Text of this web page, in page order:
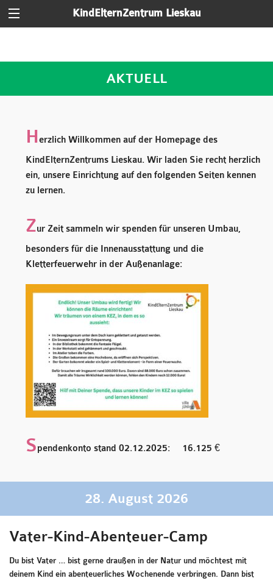
KindElternZentrum Lieskau
AKTUELL
Herzlich Willkommen auf der Homepage des
KindElternZentrums Lieskau. Wir laden Sie recht herzlich
ein, unsere Einrichtung auf den folgenden Seiten kennen
zu lernen.
Zur Zeit sammeln wir spenden für unseren Umbau,
besonders für die Innenausstattung und die
Kletterfeuerwehr in der Außenanlage:
Spendenkonto stand 02.12.2025: 16.125 €
28. August 2026
Vater-Kind-Abenteuer-Camp
Du bist Vater … bist gerne draußen in der Natur und möchtest mit
deinem Kind ein abenteuerliches Wochenende verbringen. Dann bist